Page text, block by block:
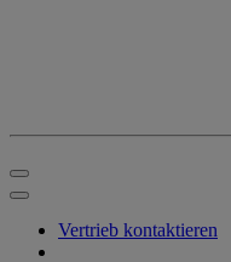
Vertrieb kontaktieren